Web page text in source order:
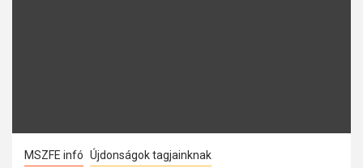
MSZFE infó Újdonságok tagjainknak